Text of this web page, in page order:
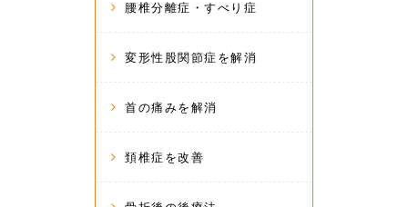
腰椎分離症・すべり症
変形性股関節症を解消
首の痛みを解消
頚椎症を改善